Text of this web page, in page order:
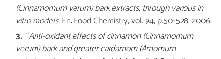
(Cinnamomum verum) bark extracts, through various in
vitro models.En: Food Chemistry, vol. 94, p.50-528, 2006.
“Anti-oxidant effects of cinnamon (Cinnamomum
verum) bark and greater cardamom (Amomum